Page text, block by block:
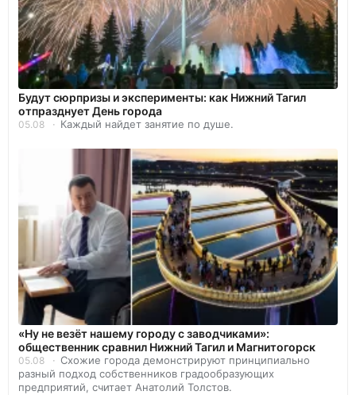
Будут сюрпризы и эксперименты: как Нижний Тагил
отпразднует День города
05.08 Каждый найдет занятие по душе.
«Ну не везёт нашему городу с заводчиками»:
общественник сравнил Нижний Тагил и Магнитогорск
05.08
Схожие города демонстрируют принципиально
разный подход собственников градообразующих
предприятий, считает Анатолий Толстов.